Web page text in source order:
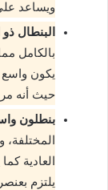
ويساعد
البنطال
بالكامل
يكون واسع
حيث أنه
بنطلون
العادية
يلتزم